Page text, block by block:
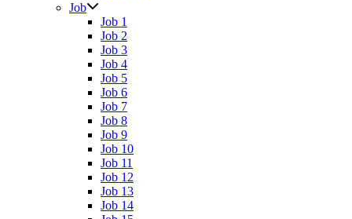
Job
Job 1
Job 2
Job 3
Job 4
Job 5
Job 6
Job 7
Job 8
Job 9
Job 10
Job 11
Job 12
Job 13
Job 14